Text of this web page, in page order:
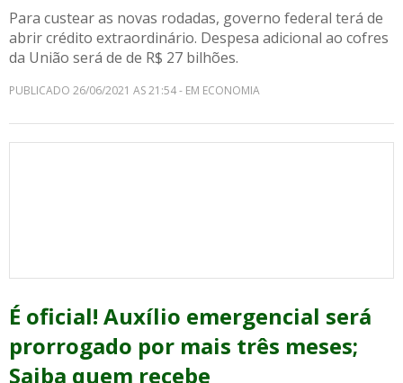
Para custear as novas rodadas, governo federal terá de
abrir crédito extraordinário. Despesa adicional ao cofres
da União será de de R$ 27 bilhões.
PUBLICADO 26/06/2021 AS 21:54 - EM ECONOMIA
É oficial! Auxílio emergencial será
prorrogado por mais três meses;
Saiba quem recebe